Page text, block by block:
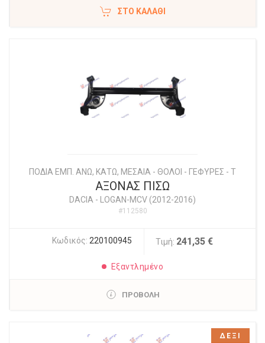
ΣΤΟ ΚΑΛΆΘΙ
ΠΟΔΙΑ ΕΜΠ. ΑΝΩ, ΚΑΤΩ, ΜΕΣΑΙΑ - ΘΟΛΟΙ - ΓΕΦΥΡΕΣ - Τ
ΑΞΟΝΑΣ ΠΙΣΩ
DACIA - LOGAN-MCV (2012-2016)
#112580
Κωδικός: 220100945 Τιμή: 241,35 €
Εξαντλημένο
ΠΡΟΒΟΛΗ
ΔΕΞΙ